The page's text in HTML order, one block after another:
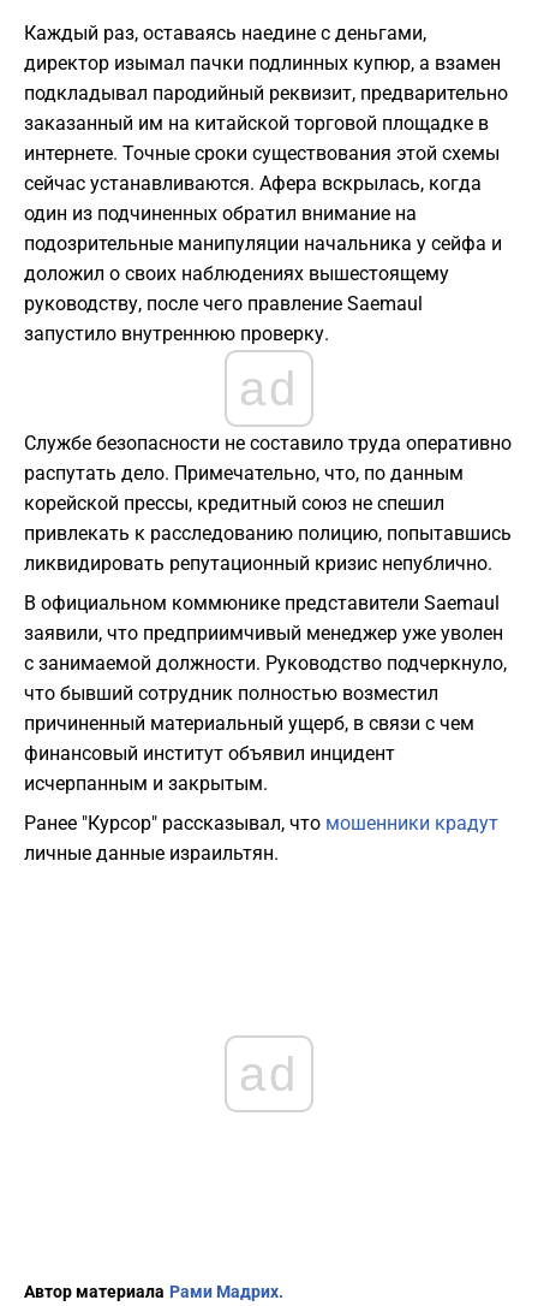
Каждый раз, оставаясь наедине с деньгами,
директор изымал пачки подлинных купюр, а взамен
подкладывал пародийный реквизит, предварительно
заказанный им на китайской торговой площадке в
интернете. Точные сроки существования этой схемы
сейчас устанавливаются. Афера вскрылась, когда
один из подчиненных обратил внимание на
подозрительные манипуляции начальника у сейфа и
доложил о своих наблюдениях вышестоящему
руководству, после чего правление Saemaul
запустило внутреннюю проверку.
ad
Службе безопасности не составило труда оперативно
распутать дело. Примечательно, что, по данным
корейской прессы, кредитный союз не спешил
привлекать к расследованию полицию, попытавшись
ликвидировать репутационный кризис непублично.
В официальном коммюнике представители Saemaul
заявили, что предприимчивый менеджер уже уволен
с занимаемой должности. Руководство подчеркнуло,
что бывший сотрудник полностью возместил
причиненный материальный ущерб, в связи с чем
финансовый институт объявил инцидент
исчерпанным и закрытым.
Ранее "Курсор" рассказывал, что мошенники крадут
личные данные израильтян.
ad
Автор материала Рами Мадрих.